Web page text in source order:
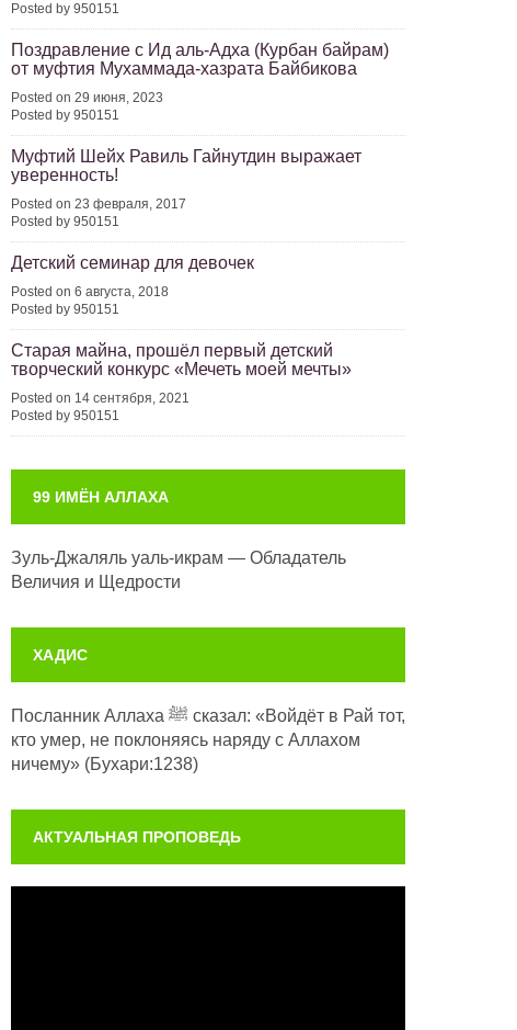
Posted by 950151
Поздравление с Ид аль-Адха (Курбан байрам)
от муфтия Мухаммада-хазрата Байбикова
Posted on 29 июня, 2023
Posted by 950151
Муфтий Шейх Равиль Гайнутдин выражает
уверенность!
Posted on 23 февраля, 2017
Posted by 950151
Детский семинар для девочек
Posted on 6 августа, 2018
Posted by 950151
Старая майна, прошёл первый детский
творческий конкурс «Мечеть моей мечты»
Posted on 14 сентября, 2021
Posted by 950151
99 ИМЁН АЛЛАХА
Зуль-Джаляль уаль-икрам — Обладатель
Величия и Щедрости
ХАДИС
Посланник Аллаха ﷺ сказал: «Войдёт в Рай тот,
кто умер, не поклоняясь наряду с Аллахом
ничему» (Бухари:1238)
АКТУАЛЬНАЯ ПРОПОВЕДЬ